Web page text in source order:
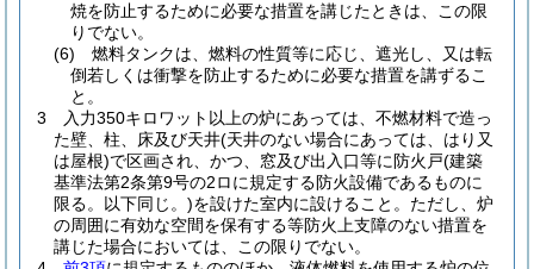
焼を防止するために必要な措置を講じたときは、この限
りでない。
(6)
燃料タンクは、燃料の性質等に応じ、遮光し、又は転
倒若しくは衝撃を防止するために必要な措置を講ずるこ
と。
3
入力350キロワット以上の炉にあっては、不燃材料で造っ
た壁、柱、床及び天井(天井のない場合にあっては、はり又
は屋根)で区画され、かつ、窓及び出入口等に防火戸(建築
基準法第2条第9号の2ロに規定する防火設備であるものに
限る。以下同じ。)を設けた室内に設けること。 ただし、炉
の周囲に有効な空間を保有する等防火上支障のない措置を
講じた場合においては、この限りでない。